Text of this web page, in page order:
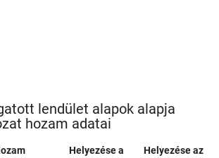
lendület alapok alapja
hozam adatai
Helyezése a
Helyezése az